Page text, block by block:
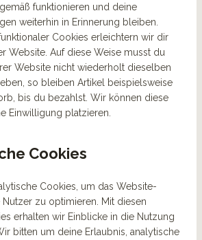
funktionieren und deine
weiterhin in Erinnerung bleiben.
Cookies erleichtern wir dir
Website. Auf diese Weise musst du
Website nicht wiederholt dieselben
so bleiben Artikel beispielsweise
bis du bezahlst. Wir können diese
Einwilligung platzieren.
Cookies
Cookies, um das Website-
Nutzer zu optimieren. Mit diesen
erhalten wir Einblicke in die Nutzung
bitten um deine Erlaubnis, analytische